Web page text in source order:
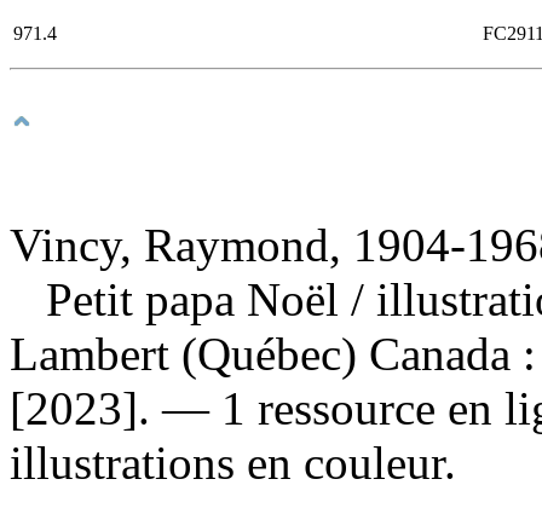
971.4
Vincy, Raymond, 1904-
Petit papa Noël /
Lambert (Québec) Canada
[2023]. — 1 ressource en
illustrations en couleur.